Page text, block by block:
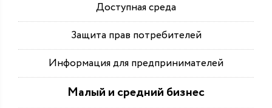
Доступная среда
Защита прав потребителей
Информация для предпринимателей
Малый и средний бизнес